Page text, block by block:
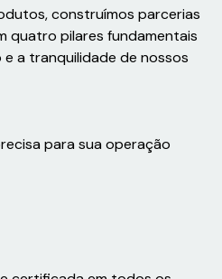
construímos parcerias
quatro pilares fundamentais
a tranquilidade de nossos
para sua operação